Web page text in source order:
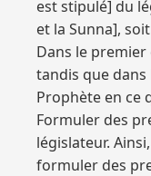
est stipulé] du
et la Sunna],
Dans le premier
tandis que dans
Prophète en ce
Formuler des
législateur.
formuler des